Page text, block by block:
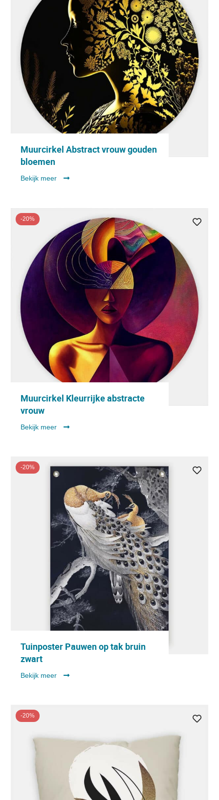
Muurcirkel Abstract vrouw gouden
bloemen
Bekijk meer
-20%
Muurcirkel Kleurrijke abstracte
vrouw
Bekijk meer
-20%
Tuinposter Pauwen op tak bruin
zwart
Bekijk meer
-20%